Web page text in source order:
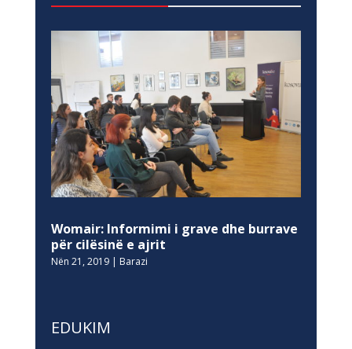
Womair: Informimi i grave dhe burrave
për cilësinë e ajrit
Nën 21, 2019| Barazi
EDUKIM